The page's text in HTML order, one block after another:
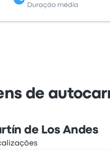
Duração média
de
de Los Andes